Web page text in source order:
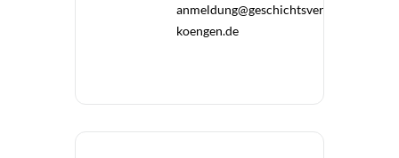
anmeldung@geschichtsverein-
koengen.de